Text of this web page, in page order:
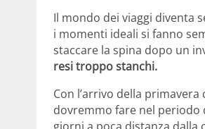
Il mondo dei viaggi diventa
i momenti ideali si fanno
staccare la spina dopo un
resi troppo stanchi.
Con l’arrivo della
dovremmo fare nel periodo